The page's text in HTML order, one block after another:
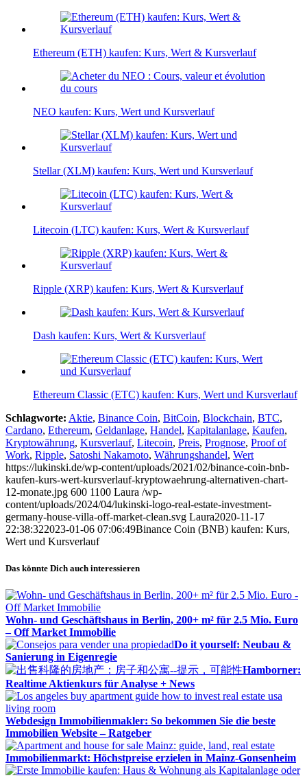
Ethereum (ETH) kaufen: Kurs, Wert & Kursverlauf
NEO kaufen: Kurs, Wert und Kursverlauf
Stellar (XLM) kaufen: Kurs, Wert und Kursverlauf
Litecoin (LTC) kaufen: Kurs, Wert & Kursverlauf
Ripple (XRP) kaufen: Kurs, Wert & Kursverlauf
Dash kaufen: Kurs, Wert & Kursverlauf
Ethereum Classic (ETC) kaufen: Kurs, Wert und Kursverlauf
Schlagworte: Aktie, Binance Coin, BitCoin, Blockchain, BTC,
Cardano, Ethereum, Geldanlage, Handel, Kapitalanlage, Kaufen,
Kryptowährung, Kursverlauf, Litecoin, Preis, Prognose, Proof of
Work, Ripple, Satoshi Nakamoto, Währungshandel, Wert
https://lukinski.de/wp-content/uploads/2021/02/binance-coin-bnb-
kaufen-kurs-wert-kursverlauf-kryptowaehrung-alternativen-chart-
12-monate.jpg 600 1100 Laura /wp-
content/uploads/2024/04/lukinski-logo-real-estate-investment-
germany-house-villa-off-market-clean.svg Laura2020-11-17
22:38:322023-01-06 07:06:49Binance Coin (BNB) kaufen: Kurs,
Wert und Kursverlauf
Das könnte Dich auch interessieren
Wohn- und Geschäftshaus in Berlin, 200+ m² für 2.5 Mio. Euro
– Off Market Immobilie
Do it yourself: Neubau &
Sanierung in Eigenregie
Hamborner:
Realtime Aktienkurs für Analyse + News
Webdesign Immobilienmakler: So bekommen Sie die beste
Immobilien Website – Ratgeber
Immobilienmarkt: Höchstpreise erzielen in Mainz-Gonsenheim